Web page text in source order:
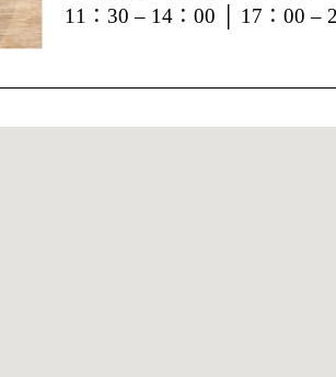
11：30 – 14：00 │ 17：00 –